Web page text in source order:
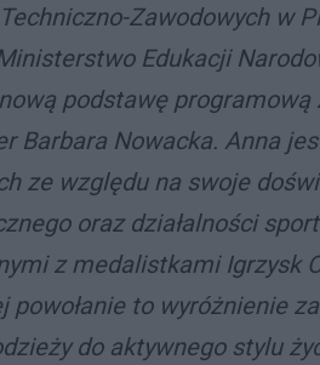
Zawodowych w
Edukacji
podstawę programową
Barbara Nowacka. Anna
ze względu na swoje
oraz działalności
z medalistkami Igrzysk
powołanie to wyróżnienie
do aktywnego stylu